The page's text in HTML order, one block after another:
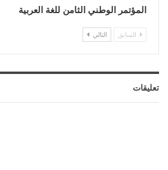
المؤتمر الوطني الثامن للغة العربية
السابق التالي
تعليقات